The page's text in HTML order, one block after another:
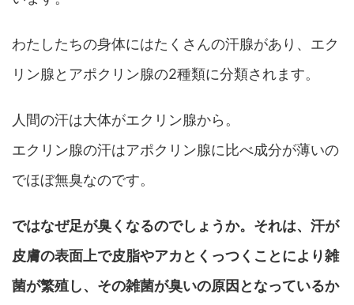
わたしたちの身体にはたくさんの汗腺があり、エク
リン腺とアポクリン腺の2種類に分類されます。
人間の汗は大体がエクリン腺から。
エクリン腺の汗はアポクリン腺に比べ成分が薄いの
でほぼ無臭なのです。
ではなぜ足が臭くなるのでしょうか。それは、汗が
皮膚の表面上で皮脂やアカとくっつくことにより雑
菌が繁殖し、その雑菌が臭いの原因となっているか